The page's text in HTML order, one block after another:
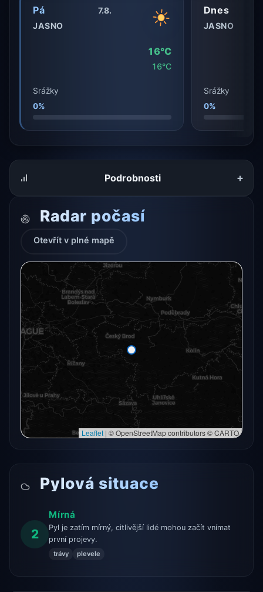
Pá
7.8.
JASNO
16°C
16°C
Srážky
0%
Dnes
JASNO
Srážky
0%
Podrobnosti +
Radar počasí
Otevřít v plné mapě
Radarový snímek momentálně není dostupný.
Otevřít v plné mapě
Zkusit znovu
Otevřít v plné mapě →
Leaflet | © OpenStreetMap contributors © CARTO
Pylová situace
2
Mírná
Pyl je zatím mírný, citlivější lidé mohou začít vnímat
první projevy.
trávy plevele